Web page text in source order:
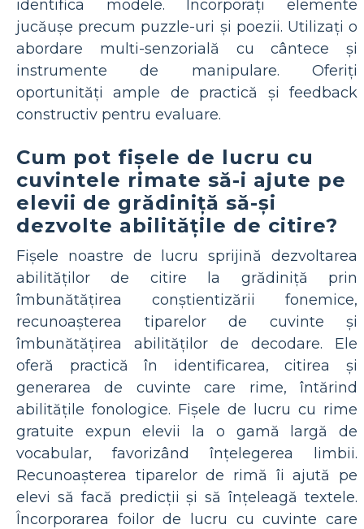
identifica modele. Încorporați elemente
jucăușe precum puzzle-uri și poezii. Utilizați o
abordare multi-senzorială cu cântece și
instrumente de manipulare. Oferiți
oportunități ample de practică și feedback
constructiv pentru evaluare.
Cum pot fișele de lucru cu
cuvintele rimate să-i ajute pe
elevii de grădiniță să-și
dezvolte abilitățile de citire?
Fișele noastre de lucru sprijină dezvoltarea
abilităților de citire la grădiniță prin
îmbunătățirea conștientizării fonemice,
recunoașterea tiparelor de cuvinte și
îmbunătățirea abilităților de decodare. Ele
oferă practică în identificarea, citirea și
generarea de cuvinte care rime, întărind
abilitățile fonologice. Fișele de lucru cu rime
gratuite expun elevii la o gamă largă de
vocabular, favorizând înțelegerea limbii.
Recunoașterea tiparelor de rimă îi ajută pe
elevi să facă predicții și să înțeleagă textele.
Încorporarea foilor de lucru cu cuvinte care